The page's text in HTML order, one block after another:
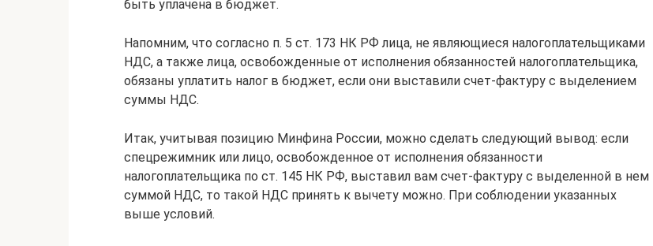
быть уплачена в бюджет.
Напомним, что согласно п. 5 ст. 173 НК РФ лица, не являющиеся налогоплательщиками
НДС, а также лица, освобожденные от исполнения обязанностей налогоплательщика,
обязаны уплатить налог в бюджет, если они выставили счет-фактуру с выделением
суммы НДС.
Итак, учитывая позицию Минфина России, можно сделать следующий вывод: если
спецрежимник или лицо, освобожденное от исполнения обязанности
налогоплательщика по ст. 145 НК РФ, выставил вам счет-фактуру с выделенной в нем
суммой НДС, то такой НДС принять к вычету можно. При соблюдении указанных
выше условий.